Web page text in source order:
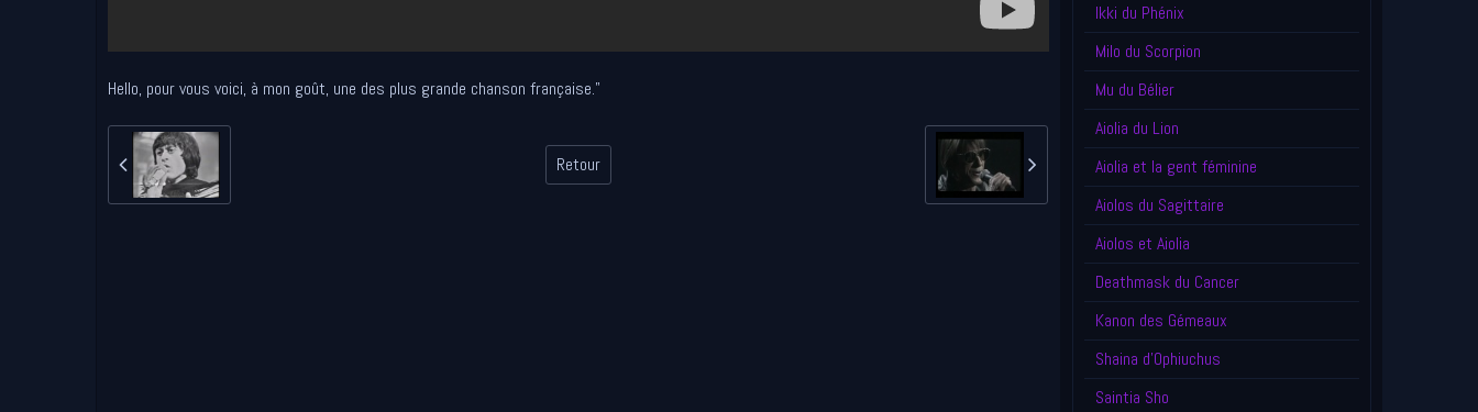
Hello, pour vous voici, à mon goût, une des plus grande chanson française."
Retour
Ikki du Phénix
Milo du Scorpion
Mu du Bélier
Aiolia du Lion
Aiolia et la gent féminine
Aiolos du Sagittaire
Aiolos et Aiolia
Deathmask du Cancer
Kanon des Gémeaux
Shaina d'Ophiuchus
Saintia Sho